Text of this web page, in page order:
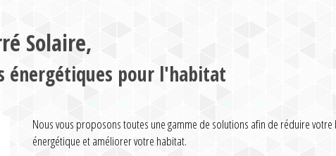
Solaire,
énergétiques pour l'habitat
Nous vous proposons toutes une gamme de solutions afin de réduire votre
énergétique et améliorer votre habitat.